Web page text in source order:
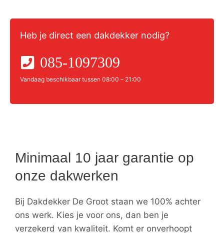
Heb je direct een dakdekker nodig?
085-1097309
Vandaag beschikbaar tussen 08:00 – 21:00
Minimaal 10 jaar garantie op
onze dakwerken
Bij Dakdekker De Groot staan we 100% achter
ons werk. Kies je voor ons, dan ben je
verzekerd van kwaliteit. Komt er onverhoopt